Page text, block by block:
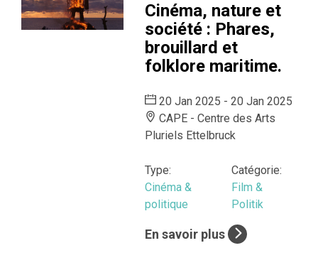
Cinéma, nature et
société : Phares,
brouillard et
folklore maritime.
20 Jan 2025 - 20 Jan 2025
CAPE - Centre des Arts
Pluriels Ettelbruck
Type:
Cinéma &
politique
Catégorie:
Film &
Politik
En savoir plus